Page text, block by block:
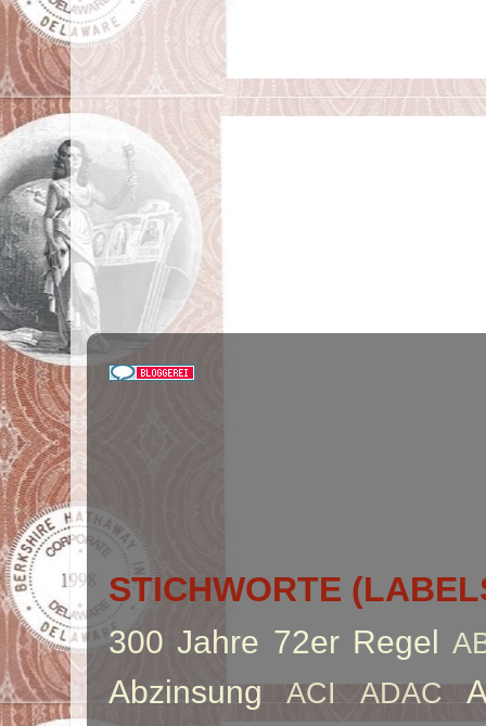
STICHWORTE
300 Jahre 72er Regel
Abzinsung ACI ADAC